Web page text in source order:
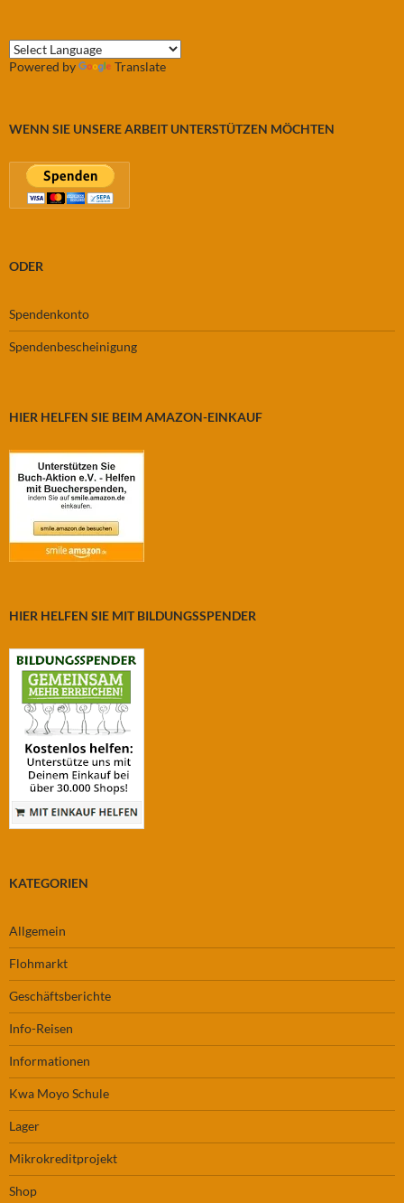
Powered by Translate
WENN SIE UNSERE ARBEIT UNTERSTÜTZEN MÖCHTEN
ODER
Spendenkonto
Spendenbescheinigung
HIER HELFEN SIE BEIM AMAZON-EINKAUF
HIER HELFEN SIE MIT BILDUNGSSPENDER
KATEGORIEN
Allgemein
Flohmarkt
Geschäftsberichte
Info-Reisen
Informationen
Kwa Moyo Schule
Lager
Mikrokreditprojekt
Shop